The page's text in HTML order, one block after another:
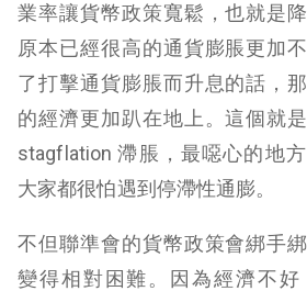
業率讓貨幣政策寬鬆，也就是
原本已經很高的通貨膨脹更加
了打擊通貨膨脹而升息的話，
的經濟更加趴在地上。這個就
stagflation 滯脹，最噁心的地
大家都很怕遇到停滯性通膨。
不但聯準會的貨幣政策會綁手
變得相對困難。因為經濟不